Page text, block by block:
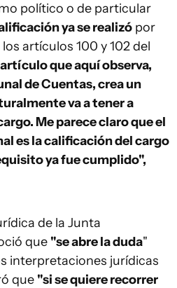
político o de particular
ya se realizó por
artículos 100 y 102 del
que aquí observa,
de Cuentas, crea un
va a tener a
Me parece claro que el
es la calificación del cargo
ya fue cumplido",
de la Junta
que "se abre la duda"
interpretaciones jurídicas
que "si se quiere recorrer